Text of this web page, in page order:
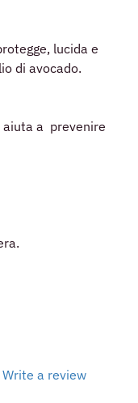
Write a review
lucida e
di avocado.
aiuta a prevenire
stivali, borse,